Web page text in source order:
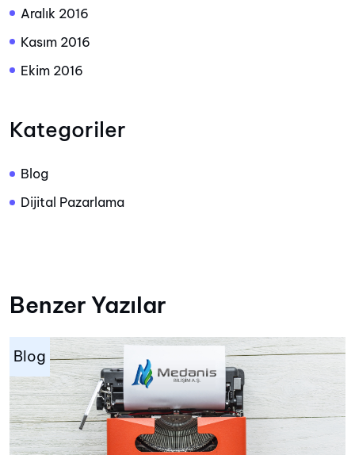
Aralık 2016
Kasım 2016
Ekim 2016
Kategoriler
Blog
Dijital Pazarlama
Benzer Yazılar
Blog